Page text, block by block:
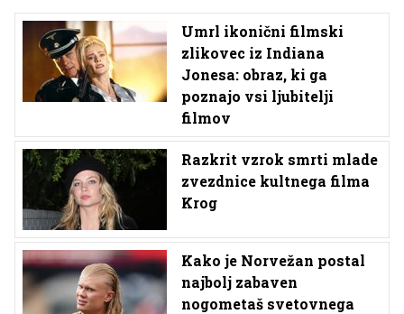
Umrl ikonični filmski
zlikovec iz Indiana
Jonesa: obraz, ki ga
poznajo vsi ljubitelji
filmov
Razkrit vzrok smrti mlade
zvezdnice kultnega filma
Krog
Kako je Norvežan postal
najbolj zabaven
nogometaš svetovnega